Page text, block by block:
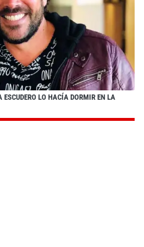
LO HACÍA DORMIR EN LA